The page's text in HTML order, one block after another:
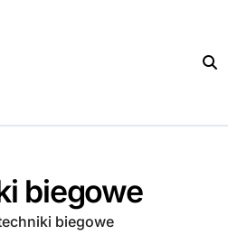
biegowe
biegowe